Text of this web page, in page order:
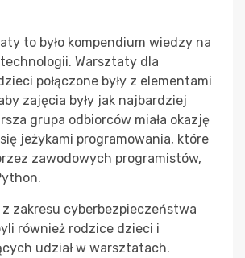
to było kompendium wiedzy na
Warsztaty dla
połączone były z elementami
zajęcia były jak najbardziej
grupa odbiorców miała okazję
jeżykami programowania, które
zawodowych programistów,
zakresu cyberbezpieczeństwa
również rodzice dzieci i
udział w warsztatach.